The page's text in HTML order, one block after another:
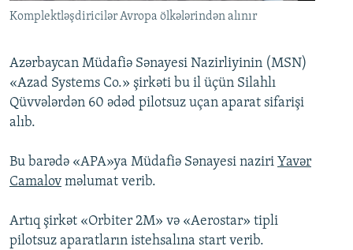
AZADLIQRADIOSU MOBIL TELEFONUNUZDA
XƏBƏR BÜLLETENLƏRIMIZ
RFE/RL-in bütün saytları
Komplektləşdiricilər Avropa ölkələrindən alınır
Azərbaycan Müdafiə Sənayesi Nazirliyinin (MSN)
«Azad Systems Co.» şirkəti bu il üçün Silahlı
Qüvvələrdən 60 ədəd pilotsuz uçan aparat sifarişi
alıb.
Bu barədə «APA»ya Müdafiə Sənayesi naziri Yavər
Camalov məlumat verib.
Artıq şirkət «Orbiter 2M» və «Aerostar» tipli
pilotsuz aparatların istehsalına start verib.